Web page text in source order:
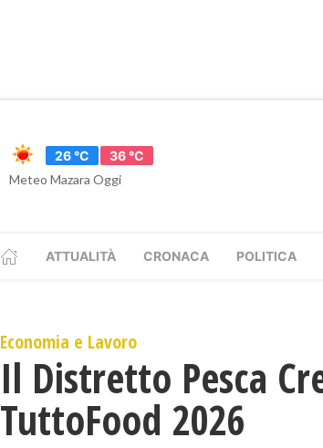
26 °C
36 °C
Meteo Mazara Oggi
ATTUALITÀ CRONACA POLITICA
Economia e Lavoro
Il Distretto Pesca
TuttoFood 2026